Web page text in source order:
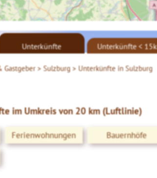
> Sulzburg > Unterkünfte in Sulzburg
Unterkünfte Unterkünfte <
im Umkreis von 20 km (Luftlinie)
Ferienwohnungen Bauernhöfe